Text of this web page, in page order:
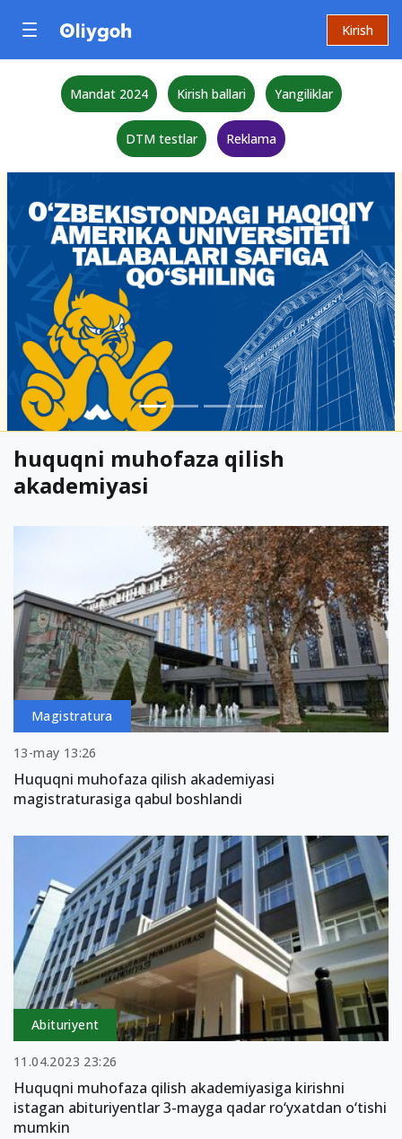
Kirish
Mandat 2024 Kirish ballari Yangiliklar
DTM testlar Reklama
huquqni muhofaza qilish
akademiyasi
Magistratura
13-may 13:26
Huquqni muhofaza qilish akademiyasi
magistraturasiga qabul boshlandi
Abituriyent
11.04.2023 23:26
Huquqni muhofaza qilish akademiyasiga kirishni
istagan abituriyentlar 3-mayga qadar ro‘yxatdan o‘tishi
mumkin